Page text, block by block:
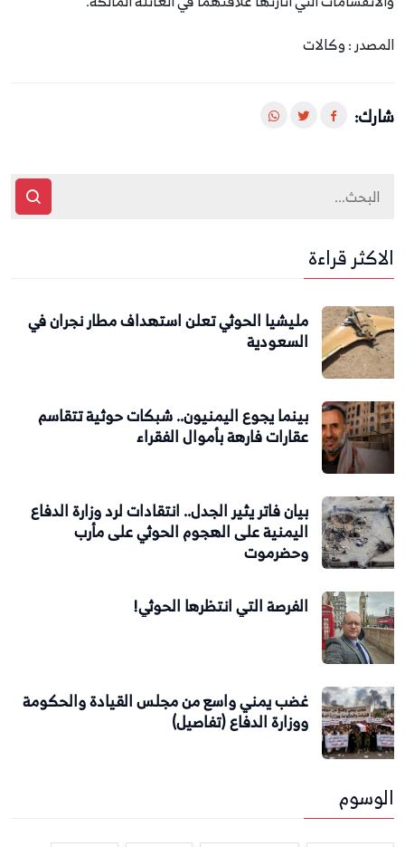
المصدر : وكالات
شارك:
الاكثر قراءة
مليشيا الحوثي تعلن استهداف مطار نجران في
السعودية
بينما يجوع اليمنيون.. شبكات حوثية تتقاسم
عقارات فارهة بأموال الفقراء
بيان فاتر يثير الجدل.. انتقادات لرد وزارة الدفاع
اليمنية على الهجوم الحوثي على مأرب
وحضرموت
الفرصة التي انتظرها الحوثي!
غضب يمني واسع من مجلس القيادة والحكومة
ووزارة الدفاع (تفاصيل)
الوسوم